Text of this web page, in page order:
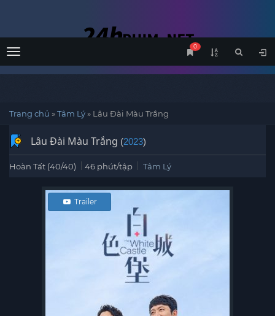
Menu
0
Trang chủ »Tâm Lý» Lâu Đài Màu Trắng
Lâu Đài Màu Trắng (2023)
Hoàn Tất (40/40) 46 phút/tập Tâm Lý
Trailer